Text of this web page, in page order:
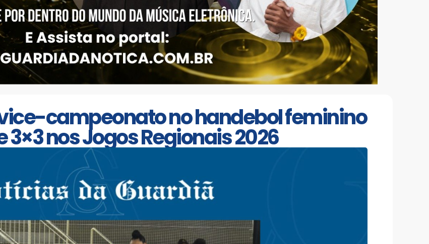
campeonato no handebol feminino
nos Jogos Regionais 2026